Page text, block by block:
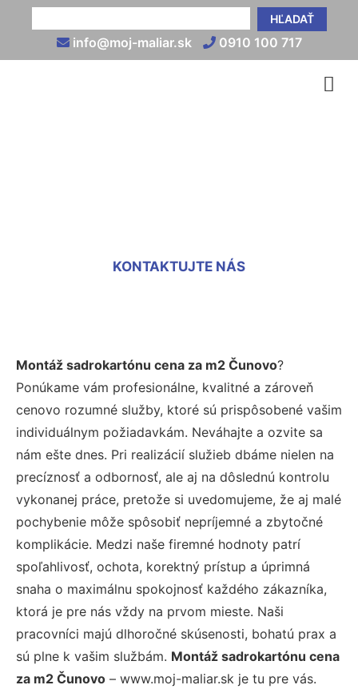
HĽADAŤ
info@moj-maliar.sk 0910 100 717
KONTAKTUJTE NÁS
Montáž sadrokartónu cena za m2 Čunovo?
Ponúkame vám profesionálne, kvalitné a zároveň
cenovo rozumné služby, ktoré sú prispôsobené vašim
individuálnym požiadavkám. Neváhajte a ozvite sa
nám ešte dnes. Pri realizácií služieb dbáme nielen na
precíznosť a odbornosť, ale aj na dôslednú kontrolu
vykonanej práce, pretože si uvedomujeme, že aj malé
pochybenie môže spôsobiť nepríjemné a zbytočné
komplikácie. Medzi naše firemné hodnoty patrí
spoľahlivosť, ochota, korektný prístup a úprimná
snaha o maximálnu spokojnosť každého zákazníka,
ktorá je pre nás vždy na prvom mieste. Naši
pracovníci majú dlhoročné skúsenosti, bohatú prax a
sú plne k vašim službám. Montáž sadrokartónu cena
za m2 Čunovo – www.moj-maliar.sk je tu pre vás.